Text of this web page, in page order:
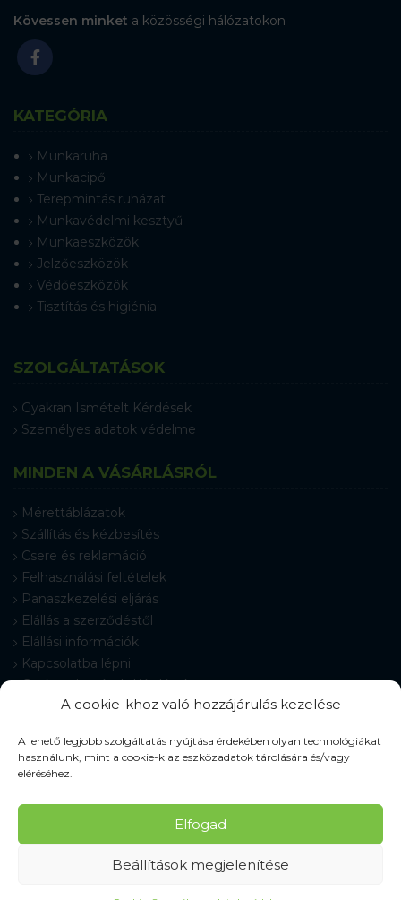
A cookie-khoz való hozzájárulás kezelése
A lehető legjobb szolgáltatás nyújtása érdekében olyan technológiákat
használunk, mint a cookie-k az eszközadatok tárolására és/vagy
eléréséhez.
Elfogad
Beállítások megjelenítése
Kövessen minket a közösségi hálózatokon
KATEGÓRIA
Munkaruha
Munkacipő
Terepmintás ruházat
Munkavédelmi kesztyű
Munkaeszközök
Jelzőeszközök
Védőeszközök
Tisztítás és higiénia
SZOLGÁLTATÁSOK
Gyakran Ismételt Kérdések
Személyes adatok védelme
MINDEN A VÁSÁRLÁSRÓL
Mérettáblázatok
Szállítás és kézbesítés
Csere és reklamáció
Felhasználási feltételek
Panaszkezelési eljárás
Elállás a szerződéstől
Elállási információk
Kapcsolatba lépni
Gyakran Ismételt Kérdések
Cookie-beállítások
© 2026 Pracovné odevy ZIKO s. r. o., minden jog fenntartva.